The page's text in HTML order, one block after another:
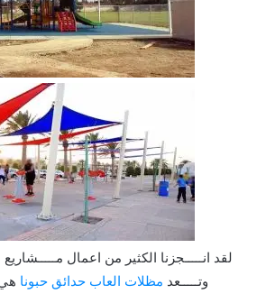
لقد انـــــجزنا الكثير من اعمال مـــــشاريع
وتـــــعد مظلات العاب حدائق حبونا هي